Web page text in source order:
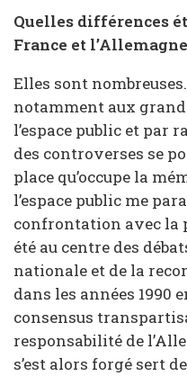
Quelles différences
France et
Elles sont
notamment aux
l’espace public et par
des controverses se
place qu’occupe la
l’espace public me
confrontation avec la
été au centre des
nationale et de la
dans les années 1990
consensus
responsabilité de
s’est alors forgé sert